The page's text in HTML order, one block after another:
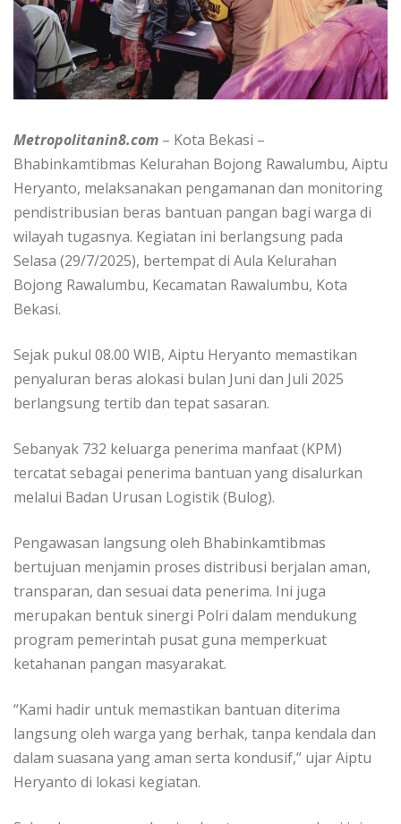
Metropolitanin8.com – Kota Bekasi –
Bhabinkamtibmas Kelurahan Bojong Rawalumbu, Aiptu
Heryanto, melaksanakan pengamanan dan monitoring
pendistribusian beras bantuan pangan bagi warga di
wilayah tugasnya. Kegiatan ini berlangsung pada
Selasa (29/7/2025), bertempat di Aula Kelurahan
Bojong Rawalumbu, Kecamatan Rawalumbu, Kota
Bekasi.
Sejak pukul 08.00 WIB, Aiptu Heryanto memastikan
penyaluran beras alokasi bulan Juni dan Juli 2025
berlangsung tertib dan tepat sasaran.
Sebanyak 732 keluarga penerima manfaat (KPM)
tercatat sebagai penerima bantuan yang disalurkan
melalui Badan Urusan Logistik (Bulog).
Pengawasan langsung oleh Bhabinkamtibmas
bertujuan menjamin proses distribusi berjalan aman,
transparan, dan sesuai data penerima. Ini juga
merupakan bentuk sinergi Polri dalam mendukung
program pemerintah pusat guna memperkuat
ketahanan pangan masyarakat.
“Kami hadir untuk memastikan bantuan diterima
langsung oleh warga yang berhak, tanpa kendala dan
dalam suasana yang aman serta kondusif,” ujar Aiptu
Heryanto di lokasi kegiatan.